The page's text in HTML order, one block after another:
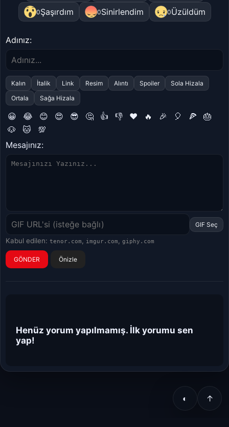
0Şaşırdım 0Sinirlendim 0Üzüldüm
Adınız:
Kalın İtalik Link Resim Alıntı Spoiler
Sola Hizala
Ortala
Sağa Hizala
😀 😂 😊 😍 😎 🤔 👍 👎 ❤️ 🔥 🎉 🎈 🍕
🎂
🐶
🐱
💯
Mesajınız:
GIF Seç
Kabul edilen: tenor.com , imgur.com , giphy.com
Önizle
Henüz yorum yapılmamış. İlk yorumu sen
yap!
◐ ↑